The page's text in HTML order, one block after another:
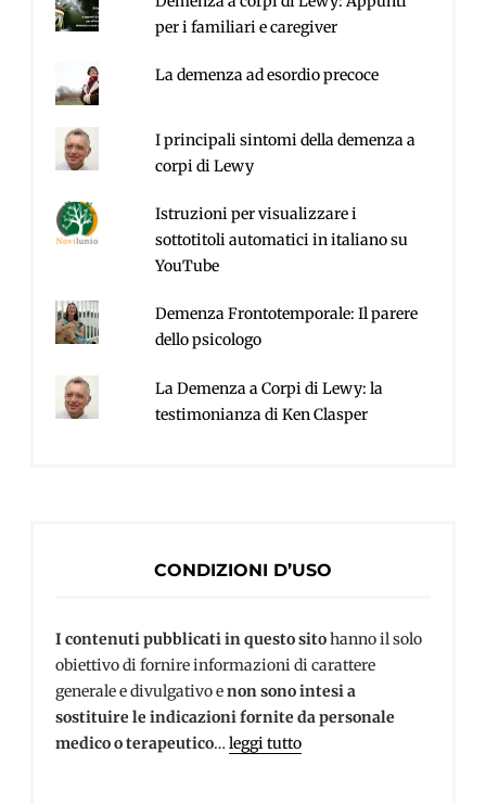
per i familiari e caregiver
La demenza ad esordio precoce
I principali sintomi della demenza a
corpi di Lewy
Istruzioni per visualizzare i
sottotitoli automatici in italiano su
YouTube
Demenza Frontotemporale: Il parere
dello psicologo
La Demenza a Corpi di Lewy: la
testimonianza di Ken Clasper
CONDIZIONI D’USO
I contenuti pubblicati in questo sitohanno il solo
obiettivo di fornire informazioni di carattere
generale e divulgativo enon sono intesi a
sostituire le indicazioni fornite da personale
medico o terapeutico… leggi tutto